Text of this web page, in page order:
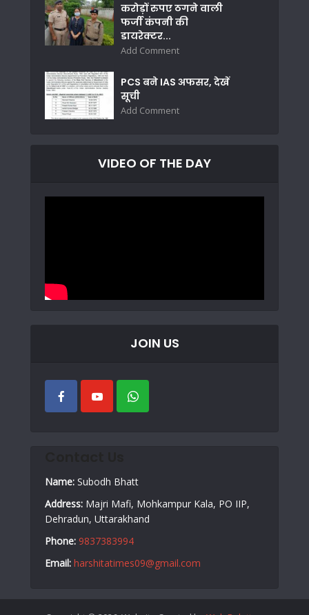
करोड़ों रुपए ठगने वाली
फर्जी कंपनी की
डायरेक्टर...
Add Comment
PCS बने IAS अफसर, देखें
सूची
Add Comment
VIDEO OF THE DAY
JOIN US
Name: Subodh Bhatt
Address: Majri Mafi, Mohkampur Kala, PO IIP,
Dehradun, Uttarakhand
Phone: 9837383994
Email: harshitatimes09@gmail.com